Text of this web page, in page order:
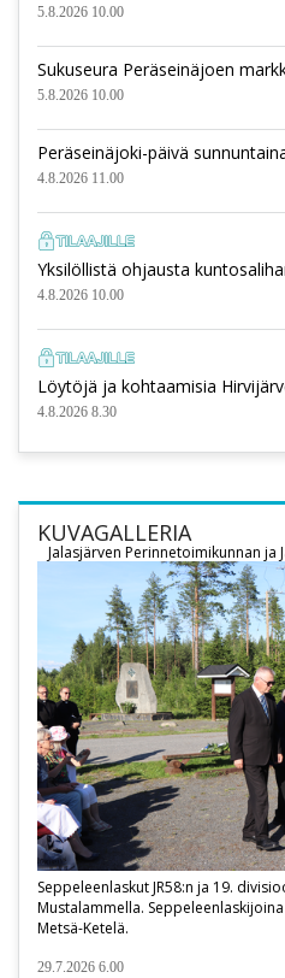
5.8.2026 10.00
Sukuseura Peräseinäjoen
5.8.2026 10.00
Peräseinäjoki-päivä
4.8.2026 11.00
Yksilöllistä ohjausta
4.8.2026 10.00
Löytöjä ja kohtaamisia
4.8.2026 8.30
KUVAGALLERIA
Seppeleenlaskut JR58:n ja 19.
Mustalammella.
Metsä-Ketelä.
Jalasjärven Perinnetoimikunnan ja
29.7.2026 6.00